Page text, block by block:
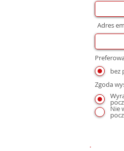
Adres
bez
Nie